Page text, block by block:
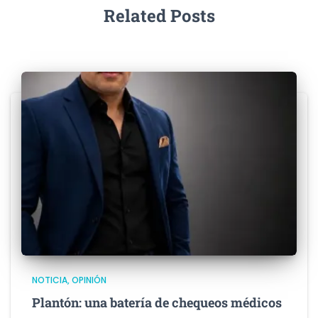
Related Posts
NOTICIA OPINIÓN
Plantón: una batería de chequeos médicos